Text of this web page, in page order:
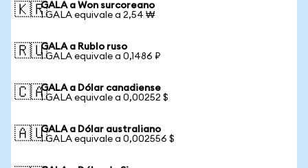
🇰🇷GALA a Won surcoreano
1 GALA equivale a 2,54 ₩
🇷🇺GALA a Rublo ruso
1 GALA equivale a 0,1486 ₽
🇨🇦GALA a Dólar canadiense
1 GALA equivale a 0,00252 $
🇦🇺GALA a Dólar australiano
1 GALA equivale a 0,002556 $